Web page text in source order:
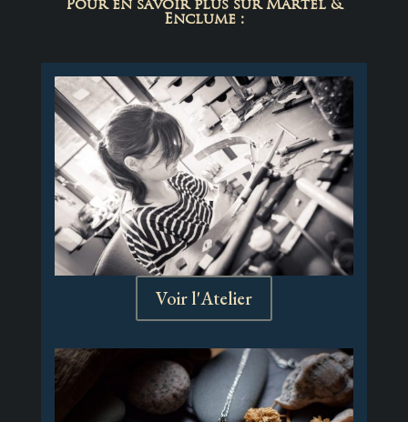
Pour en savoir plus sur Martel &
Enclume :
Voir l'Atelier